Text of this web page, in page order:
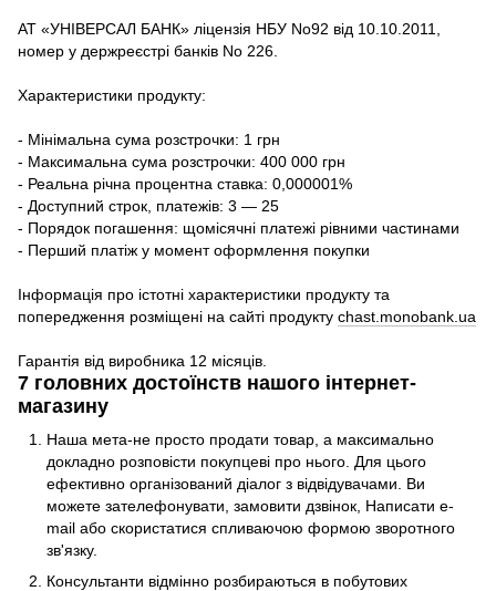
АТ «УНІВЕРСАЛ БАНК» ліцензія НБУ No92 від 10.10.2011,
номер у держреєстрі банків No 226.
Характеристики продукту:
- Мінімальна сума розстрочки: 1 грн
- Максимальна сума розстрочки: 400 000 грн
- Реальна річна процентна ставка: 0,000001%
- Доступний строк, платежів: 3 — 25
- Порядок погашення: щомісячні платежі рівними частинами
- Перший платіж у момент оформлення покупки
Інформація про істотні характеристики продукту та
попередження розміщені на сайті продукту chast.monobank.ua
Гарантія від виробника 12 місяців.
7 головних достоїнств нашого інтернет-
магазину
Наша мета-не просто продати товар, а максимально
докладно розповісти покупцеві про нього. Для цього
ефективно організований діалог з відвідувачами. Ви
можете зателефонувати, замовити дзвінок, Написати e-
mail або скористатися спливаючою формою зворотного
зв'язку.
Консультанти відмінно розбираються в побутових